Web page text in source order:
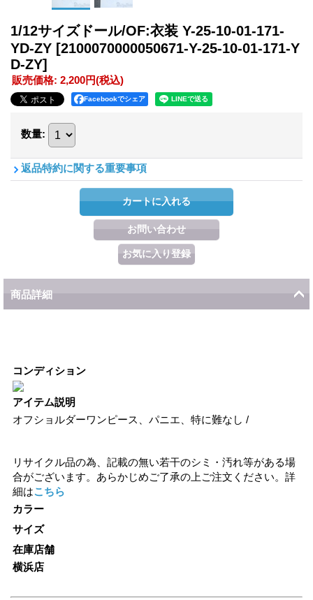
1/12サイズドール/OF:衣装 Y-25-10-01-171-
YD-ZY [2100070000050671-Y-25-10-01-171-Y
D-ZY]
販売価格: 2,200円(税込)
Facebookでシェア
数量:
返品特約に関する重要事項
商品詳細
コンディション
アイテム説明
オフショルダーワンピース、パニエ、特に難なし /
リサイクル品の為、記載の無い若干のシミ・汚れ等がある場
合がございます。あらかじめご了承の上ご注文ください。詳
細はこちら
カラー
サイズ
在庫店舗
横浜店